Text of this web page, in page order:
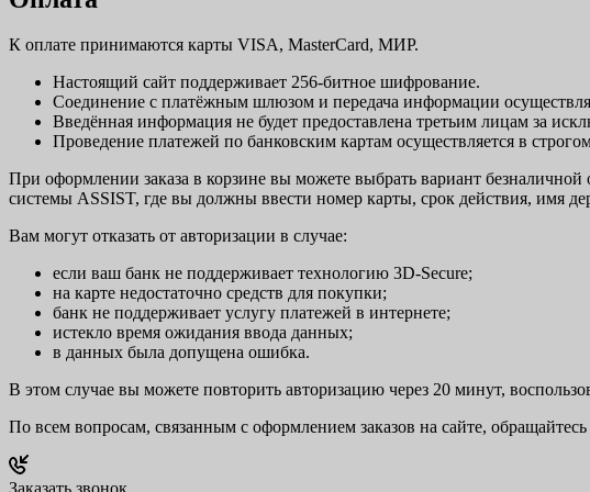
К оплате принимаются карты VISA, MasterCard, МИР.
Настоящий сайт поддерживает 256-битное шифрование.
Соединение с платёжным шлюзом и передача информации
Введённая информация не будет предоставлена третьим лицам за
Проведение платежей по банковским картам осуществляется в
При оформлении заказа в корзине вы можете выбрать вариант
системы ASSIST, где вы должны ввести номер карты, срок действия, имя
Вам могут отказать от авторизации в случае:
если ваш банк не поддерживает технологию 3D-Secure;
на карте недостаточно средств для покупки;
банк не поддерживает услугу платежей в интернете;
истекло время ожидания ввода данных;
в данных была допущена ошибка.
В этом случае вы можете повторить авторизацию через 20 минут,
По всем вопросам, связанным с оформлением заказов на сайте,